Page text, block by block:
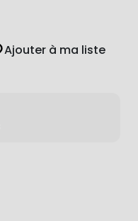
Ajouter à ma liste